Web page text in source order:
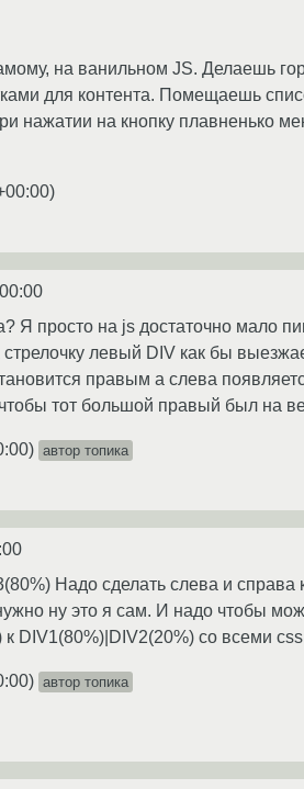
на ванильном JS. Делаешь
для контента. Помещаешь
нажатии на кнопку плавненько
)
Я просто на js достаточно мало
левый DIV как бы
правым а слева
тот большой правый был на
) автор топика
Надо сделать слева и
ну это я сам. И надо чтобы
DIV1(80%)|DIV2(20%) со всеми
) автор топика